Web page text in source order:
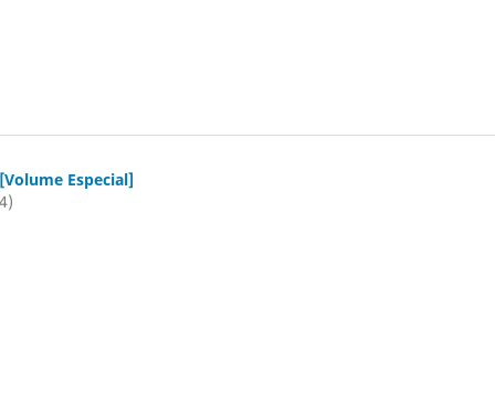
Especial]